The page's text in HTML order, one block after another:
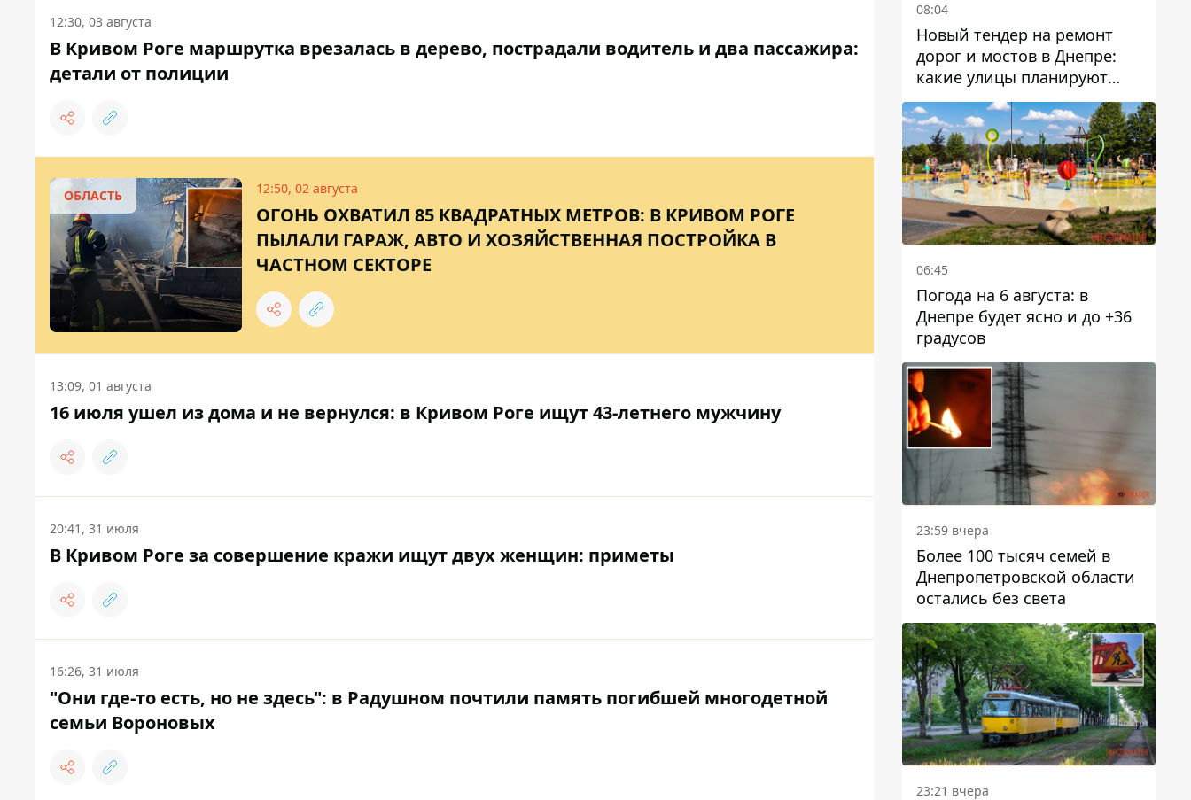
12:30, 03 августа
В Кривом Роге маршрутка врезалась в дерево, пострадали водитель и два пассажира:
детали от полиции
ОБЛАСТЬ 12:50, 02 августа
ОГОНЬ ОХВАТИЛ 85 КВАДРАТНЫХ МЕТРОВ: В КРИВОМ РОГЕ
ПЫЛАЛИ ГАРАЖ, АВТО И ХОЗЯЙСТВЕННАЯ ПОСТРОЙКА В
ЧАСТНОМ СЕКТОРЕ
13:09, 01 августа
16 июля ушел из дома и не вернулся: в Кривом Роге ищут 43-летнего мужчину
20:41, 31 июля
В Кривом Роге за совершение кражи ищут двух женщин: приметы
16:26, 31 июля
"Они где-то есть, но не здесь": в Радушном почтили память погибшей многодетной
семьи Вороновых
08:04
Новый тендер на ремонт
дорог и мостов в Днепре:
какие улицы планируют
обновить и сколько
десятков миллионов гривен
на это хотят потратить
06:45
Погода на 6 августа: в
Днепре будет ясно и до +36
градусов
23:59 вчера
Более 100 тысяч семей в
Днепропетровской области
остались без света
23:21 вчера